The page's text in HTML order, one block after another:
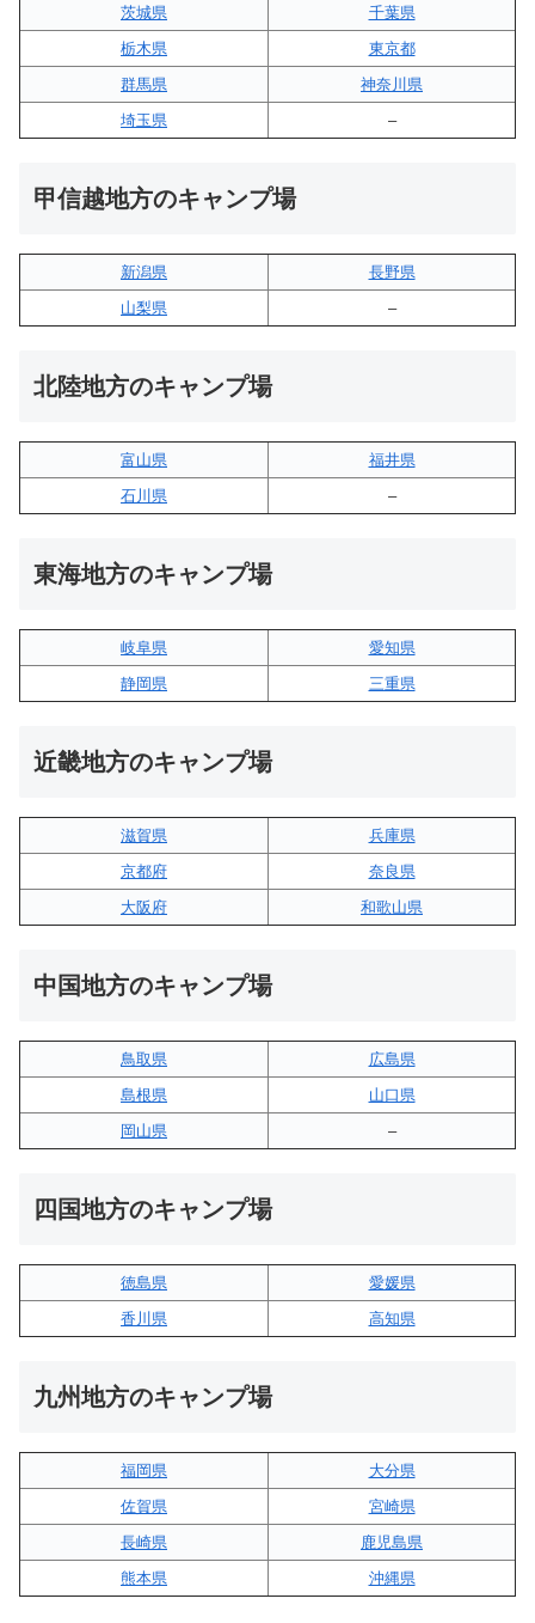
茨城県
千葉県
栃木県
東京都
群馬県
神奈川県
埼玉県
–
甲信越地方のキャンプ場
新潟県
長野県
山梨県
–
北陸地方のキャンプ場
富山県
福井県
石川県
–
東海地方のキャンプ場
岐阜県
愛知県
静岡県
三重県
近畿地方のキャンプ場
滋賀県
兵庫県
京都府
奈良県
大阪府
和歌山県
中国地方のキャンプ場
鳥取県
広島県
島根県
山口県
岡山県
–
四国地方のキャンプ場
徳島県
愛媛県
香川県
高知県
九州地方のキャンプ場
福岡県
大分県
佐賀県
宮崎県
長崎県
鹿児島県
熊本県
沖縄県